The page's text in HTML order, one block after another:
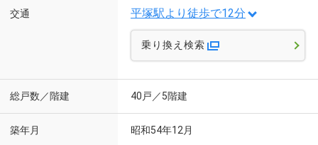
交通 平塚駅より徒歩で12分
乗り換え検索
総戸数／階建 40戸／5階建
築年月 昭和54年12月